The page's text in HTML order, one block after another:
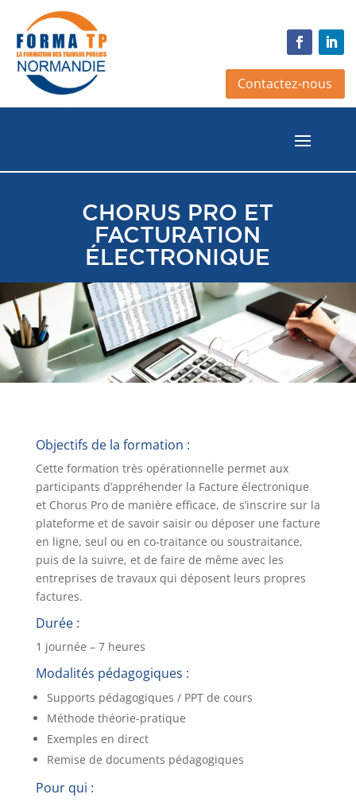
Contactez-nous
CHORUS PRO ET
FACTURATION
ÉLECTRONIQUE
Objectifs de la formation :
Cette formation très opérationnelle permet aux
participants d’appréhender la Facture électronique
et Chorus Pro de manière efficace, de s’inscrire sur la
plateforme et de savoir saisir ou déposer une facture
en ligne, seul ou en co-traitance ou soustraitance,
puis de la suivre, et de faire de même avec les
entreprises de travaux qui déposent leurs propres
factures.
Durée :
1 journée – 7 heures
Modalités pédagogiques :
Supports pédagogiques / PPT de cours
Méthode théorie-pratique
Exemples en direct
Remise de documents pédagogiques
Pour qui :